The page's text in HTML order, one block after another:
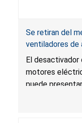
Se retiran del
ventiladores de
gabletes y
distribuidos por
El
motores
puede